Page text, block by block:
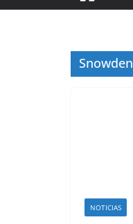
Snowden
NOTICIAS